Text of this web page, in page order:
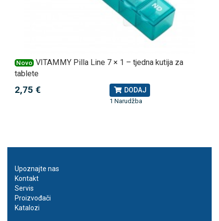
Novo VITAMMY Pilla Line 7 × 1 – tjedna kutija za
tablete
2,75 € DODAJ
1 Narudžba
Upoznajte nas
Kontakt
Servis
Proizvođači
Katalozi